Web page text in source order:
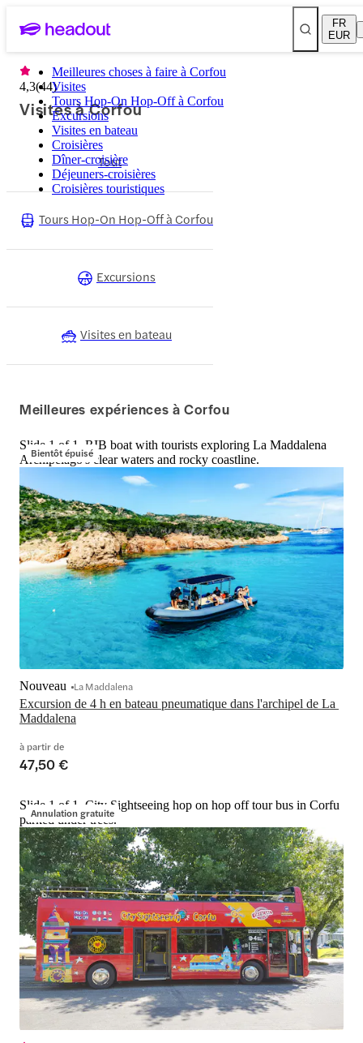
FR
EUR
Meilleures choses à faire à Corfou
Visites
Tours Hop-On Hop-Off à Corfou
Excursions
Visites en bateau
Croisières
Dîner-croisière
Déjeuners-croisières
Croisières touristiques
4,3(44)
Visites à Corfou
Tout
Tours Hop-On Hop-Off à Corfou
Excursions
Visites en bateau
Meilleures expériences à Corfou
Bientôt épuisé
Slide 1 of 1, RIB boat with tourists exploring La Maddalena
Archipelago's clear waters and rocky coastline.
Excursion de 4 h en bateau pneumatique dans l'archipel de La
Maddalena
Nouveau La Maddalena
à partir de
47,50 €
Annulation gratuite
Slide 1 of 1, City Sightseeing hop on hop off tour bus in Corfu
parked under trees.